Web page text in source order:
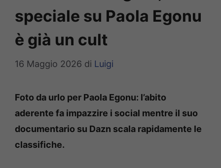
speciale su Paola Egonu
è già un cult
16 Maggio 2026 di Luigi
Foto da urlo per Paola Egonu: l’abito
aderente fa impazzire i social mentre il suo
documentario su Dazn scala rapidamente le
classifiche.